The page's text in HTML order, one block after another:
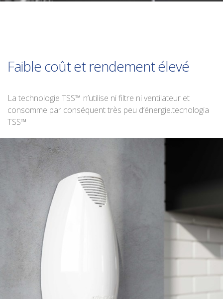
Faible coût et rendement élevé
La technologie TSS™ n’utilise ni filtre ni ventilateur et
consomme par conséquent très peu d’énergie.tecnologia
TSS™